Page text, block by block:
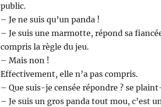
public.
– Je ne suis qu’un panda !
– Je suis une marmotte, répond sa
compris la règle du jeu.
– Mais non !
Effectivement, elle n’a pas compris.
– Que suis-je censée répondre ? se
– Je suis un gros panda tout mou, c’est